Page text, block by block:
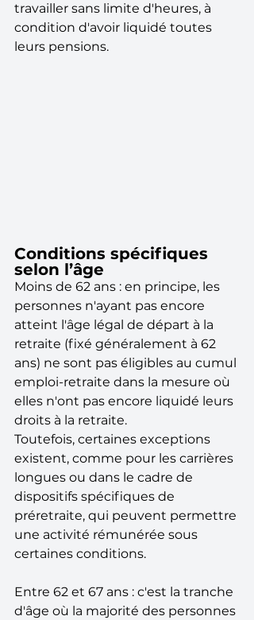
travailler sans limite d'heures, à
condition d'avoir liquidé toutes
leurs pensions.
Conditions spécifiques
selon l’âge
Moins de 62 ans : en principe, les
personnes n'ayant pas encore
atteint l'âge légal de départ à la
retraite (fixé généralement à 62
ans) ne sont pas éligibles au cumul
emploi-retraite dans la mesure où
elles n'ont pas encore liquidé leurs
droits à la retraite.
Toutefois, certaines exceptions
existent, comme pour les carrières
longues ou dans le cadre de
dispositifs spécifiques de
préretraite, qui peuvent permettre
une activité rémunérée sous
certaines conditions.
Entre 62 et 67 ans : c'est la tranche
d'âge où la majorité des personnes